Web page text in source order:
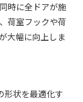
時に全ドアが施
荷室フックや荷
大幅に向上しま
形状を最適化す